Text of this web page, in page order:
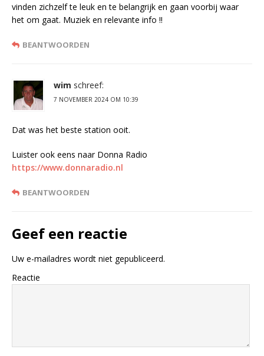
vinden zichzelf te leuk en te belangrijk en gaan voorbij waar
het om gaat. Muziek en relevante info !!
BEANTWOORDEN
wim schreef:
7 NOVEMBER 2024 OM 10:39
Dat was het beste station ooit.
Luister ook eens naar Donna Radio
https://www.donnaradio.nl
BEANTWOORDEN
Geef een reactie
Uw e-mailadres wordt niet gepubliceerd.
Reactie